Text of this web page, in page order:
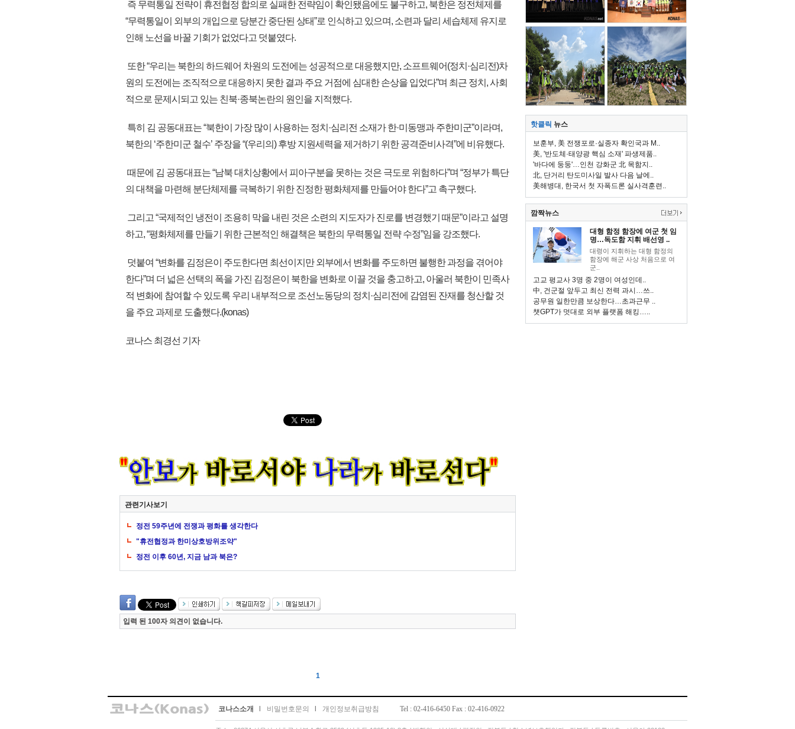
즉 무력통일 전략이 휴전협정 합의로 실패한 전략임이 확인됐음에도 불구하고, 북한은 정전체제를
“무력통일이 외부의 개입으로 당분간 중단된 상태”로 인식하고 있으며, 소련과 달리 세습체제 유지로
인해 노선을 바꿀 기회가 없었다고 덧붙였다.
또한 “우리는 북한의 하드웨어 차원의 도전에는 성공적으로 대응했지만, 소프트웨어(정치·심리전)차
원의 도전에는 조직적으로 대응하지 못한 결과 주요 거점에 심대한 손상을 입었다”며 최근 정치, 사회
적으로 문제시되고 있는 친북·종북논란의 원인을 지적했다.
특히 김 공동대표는 “북한이 가장 많이 사용하는 정치·심리전 소재가 한·미동맹과 주한미군”이라며,
북한의 ‘주한미군 철수’ 주장을 “(우리의) 후방 지원세력을 제거하기 위한 공격준비사격”에 비유했다.
때문에 김 공동대표는 “남북 대치상황에서 피아구분을 못하는 것은 극도로 위험하다”며 “정부가 특단
의 대책을 마련해 분단체제를 극복하기 위한 진정한 평화체제를 만들어야 한다”고 촉구했다.
그리고 “국제적인 냉전이 조용히 막을 내린 것은 소련의 지도자가 진로를 변경했기 때문”이라고 설명
하고, “평화체제를 만들기 위한 근본적인 해결책은 북한의 무력통일 전략 수정”임을 강조했다.
덧붙여 “변화를 김정은이 주도한다면 최선이지만 외부에서 변화를 주도하면 불행한 과정을 겪어야
한다”며 더 넓은 선택의 폭을 가진 김정은이 북한을 변화로 이끌 것을 충고하고, 아울러 북한이 민족사
적 변화에 참여할 수 있도록 우리 내부적으로 조선노동당의 정치·심리전에 감염된 잔재를 청산할 것
을 주요 과제로 도출했다.(konas)
코나스 최경선 기자
관련기사보기
정전 59주년에 전쟁과 평화를 생각한다
"휴전협정과 한미상호방위조약"
정전 이후 60년, 지금 남과 북은?
입력 된 100자 의견이 없습니다.
1
핫클릭 뉴스
보훈부, 美 전쟁포로·실종자 확인국과 M..
美, '반도체·태양광 핵심 소재' 파생제품..
'바다에 둥둥'…인천 강화군 北 목함지..
北, 단거리 탄도미사일 발사 다음 날에..
美해병대, 한국서 첫 자폭드론 실사격훈련..
깜짝뉴스
대형 함정 함장에 여군 첫 임
명…독도함 지휘 배선영 ..
대령이 지휘하는 대형 함정의
함장에 해군 사상 처음으로 여
군..
고교 평교사 3명 중 2명이 여성인데..
中, 건군절 앞두고 최신 전력 과시…쓰..
공무원 일한만큼 보상한다…초과근무 ..
챗GPT가 멋대로 외부 플랫폼 해킹…..
코나스소개 비밀번호문의 개인정보취급방침 Tel : 02-416-6450 Fax : 02-416-0922